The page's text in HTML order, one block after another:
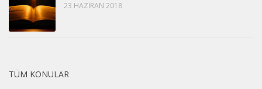
23 HAZIRAN 2018
TÜM KONULAR